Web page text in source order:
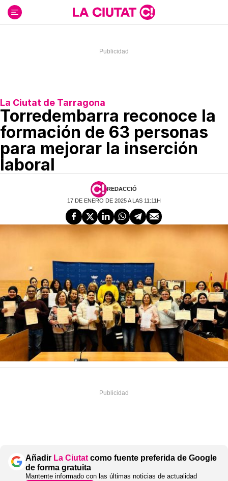
contenido
La Ciutat de Tarragona
Torredembarra reconoce la
formación de 63 personas
para mejorar la inserción
laboral
REDACCIÓ
17 DE ENERO DE 2025 A LAS 11:11H
Añadir La Ciutat como fuente preferida de Google
de forma gratuita
Mantente informado con las últimas noticias de actualidad